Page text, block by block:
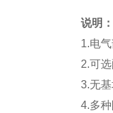
说明：
1.电
2.可
3.无
4.多